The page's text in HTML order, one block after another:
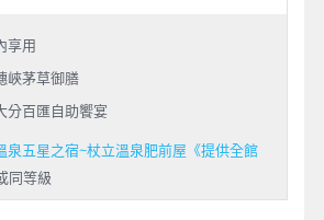
享用
峽茅草御膳
分百匯自助饗宴
泉五星之宿~杖立溫泉肥前屋《提供全館
同等級